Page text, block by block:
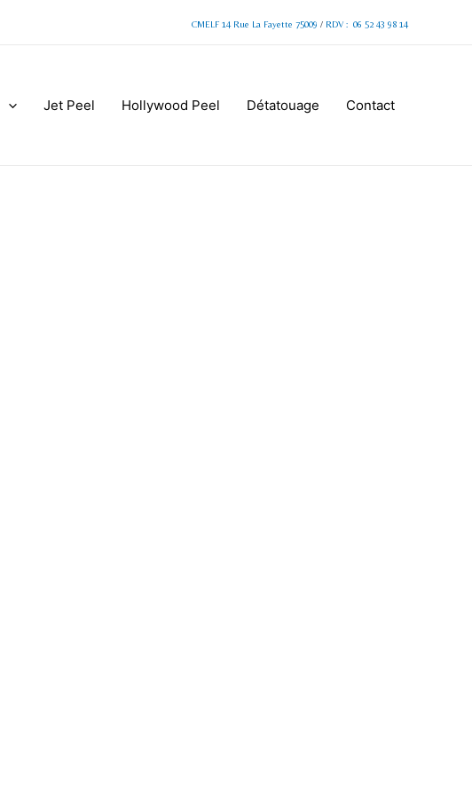
CMELF 14 Rue La Fayette 75009 / RDV : 06 52 43 98 14
Jet Peel Hollywood Peel Détatouage Contact